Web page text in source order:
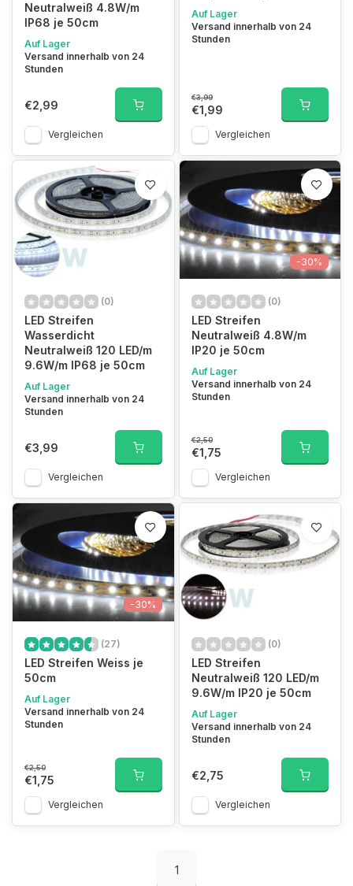
Neutralweiß 4.8W/m
IP68 je 50cm
Auf Lager
Versand innerhalb von 24
Stunden
€2,99
Vergleichen
Auf Lager
Versand innerhalb von 24
Stunden
€3,99
€1,99
Vergleichen
(0)
LED Streifen
Wasserdicht
Neutralweiß 120 LED/m
9.6W/m IP68 je 50cm
Auf Lager
Versand innerhalb von 24
Stunden
€3,99
Vergleichen
-30%
(0)
LED Streifen
Neutralweiß 4.8W/m
IP20 je 50cm
Auf Lager
Versand innerhalb von 24
Stunden
€2,50
€1,75
Vergleichen
-30%
(27)
LED Streifen Weiss je
50cm
Auf Lager
Versand innerhalb von 24
Stunden
€2,50
€1,75
Vergleichen
(0)
LED Streifen
Neutralweiß 120 LED/m
9.6W/m IP20 je 50cm
Auf Lager
Versand innerhalb von 24
Stunden
€2,75
Vergleichen
1